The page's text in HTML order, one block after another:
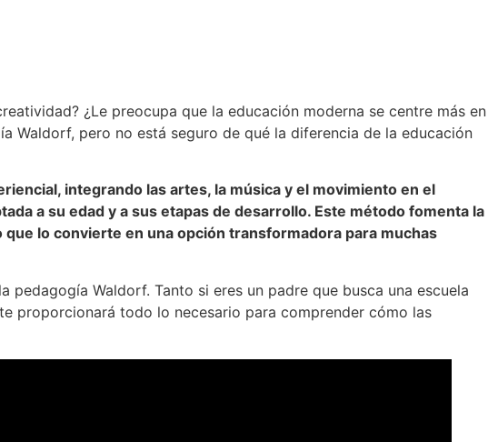
¿Le preocupa que la educación moderna se centre más en
Waldorf, pero no está seguro de qué la diferencia de la educación
integrando las artes, la música y el movimiento en el
a su edad y a sus etapas de desarrollo. Este método fomenta la
lo convierte en una opción transformadora para muchas
Waldorf. Tanto si eres un padre que busca una escuela
proporcionará todo lo necesario para comprender cómo las